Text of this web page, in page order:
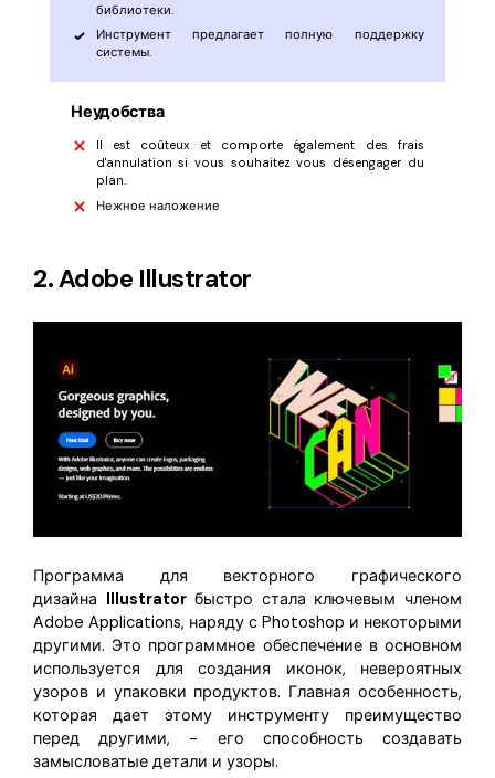
библиотеки.
Инструмент предлагает полную поддержку
системы.
Неудобства
Il est coûteux et comporte également des frais
d'annulation si vous souhaitez vous désengager du
plan.
Нежное наложение
2. Adobe Illustrator
Программа для векторного графического
дизайна
Illustrator быстро стала ключевым членом
Adobe Applications, наряду с Photoshop и некоторыми
другими. Это программное обеспечение в основном
используется для создания иконок, невероятных
узоров и упаковки продуктов. Главная особенность,
которая дает этому инструменту преимущество
перед другими, - его способность создавать
замысловатые детали и узоры.